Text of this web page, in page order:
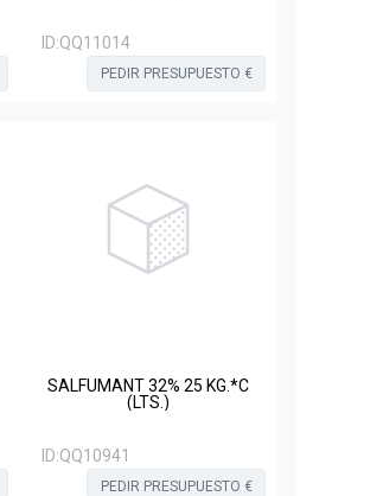
ID:QQ11014
PEDIR PRESUPUESTO €
SALFUMANT 32% 25 KG.*C
(LTS.)
ID:QQ10941
PEDIR PRESUPUESTO €